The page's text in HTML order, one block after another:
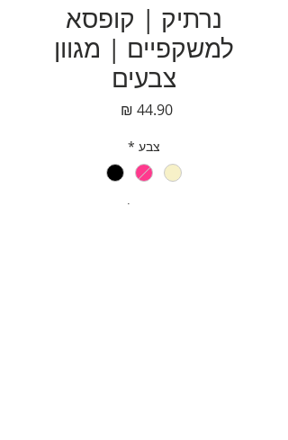
נרתיק | קופסא
למשקפיים | מגוון
צבעים
‏44.90 ‏₪
צבע *
*